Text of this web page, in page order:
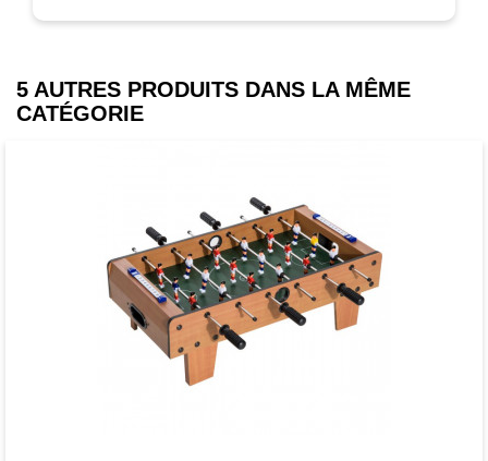
5 AUTRES PRODUITS DANS LA MÊME
CATÉGORIE